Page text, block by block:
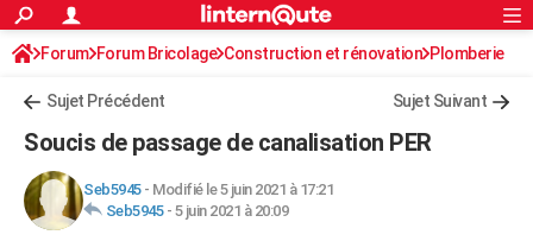
ACTUALITÉS
Politique
Société
Faits Divers
Education
Monde
Villes
+
FINANCE
Retraite
Impôts
Epargne
Immobilier
Risques naturels par ville
Banque
Assurance
Crédit
AUTO
Rechercher
S'inscrire
Connexion
Forum Forum Bricolage Construction et rénovation Plomberie
Sujet Précédent Sujet Suivant
Soucis de passage de canalisation PER
Seb5945- Modifié le 5 juin 2021 à 17:21
Seb5945- 5 juin 2021 à 20:09